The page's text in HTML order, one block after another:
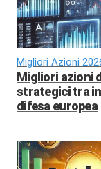
Migliori Azioni
Migliori azioni
strategici tra
difesa europea